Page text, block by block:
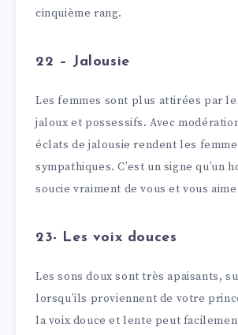
cinquième rang.
22 – Jalousie
Les femmes sont plus attirées par
jaloux et possessifs. Avec
éclats de jalousie rendent les
sympathiques. C’est un signe qu’un
soucie vraiment de vous et vous
23- Les voix douces
Les sons doux sont très apaisants,
lorsqu’ils proviennent de votre
la voix douce et lente peut